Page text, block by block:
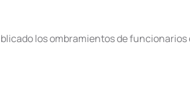
los ombramientos de